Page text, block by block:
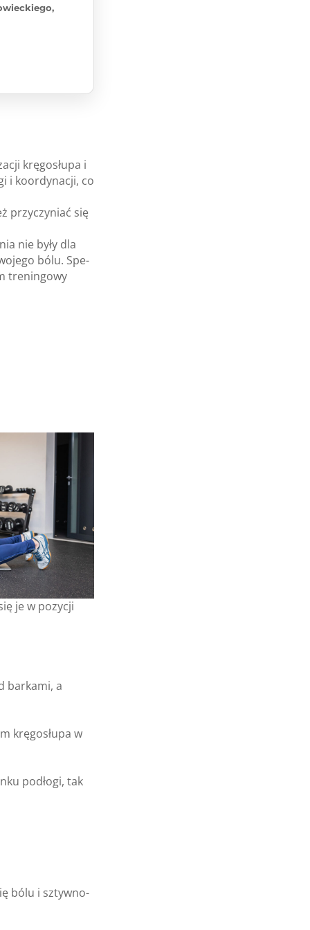
krę­go­słupa i
i koor­dy­na­cji, co
przy­czyniać się
nie były dla
bólu. Spe­
tre­nin­gowy
je w pozy­cji
bar­kami, a
krę­go­słupa w
podłogi, tak
bólu i sztyw­no­